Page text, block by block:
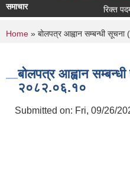
समाचार रिक्त
You are here
Home » बोलपत्र आह्वान सम्बन्धी
बोलपत्र आह्वान
२०८२.०६.१०
Submitted on: Fri, 09/26/